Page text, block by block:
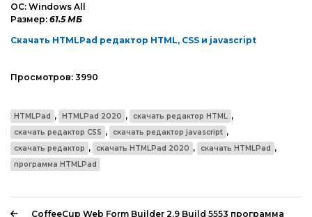
ОС: Windows All
Размер: 61.5 МБ
Скачать HTMLPad редактор HTML, CSS и javascript
Просмотров: 3990
HTMLPad , HTMLPad 2020 , скачать редактор HTML ,
скачать редактор CSS , скачать редактор javascript ,
скачать редактор , скачать HTMLPad 2020 , скачать HTMLPad ,
программа HTMLPad
CoffeeCup Web Form Builder 2.9 Build 5553 программа